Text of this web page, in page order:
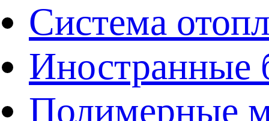
Система
Иностранные
Полимерные